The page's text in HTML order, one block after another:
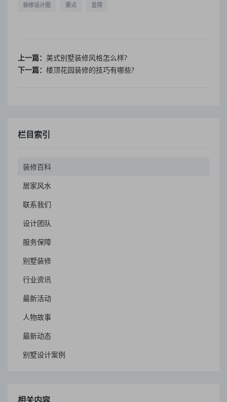
装修设计图 要点 显得
上一篇： 美式别墅装修风格怎么样?
下一篇： 楼顶花园装修的技巧有哪些?
栏目索引
装修百科
居家风水
联系我们
设计团队
服务保障
别墅装修
行业资讯
最新活动
人物故事
最新动态
别墅设计案例
相关内容